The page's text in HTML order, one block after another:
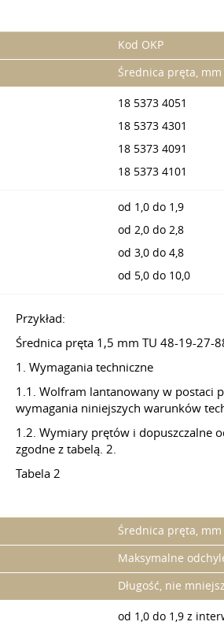
Kod OKP
Średnica pręta, mm
18 5373 4051
18 5373 4301
18 5373 4091
18 5373 4101
od 1,0 do 1,9
od 2,0 do 2,8
od 3,0 do 4,8
od 5,0 do 10,0
Przykład:
Średnica pręta 1,5 mm TU 48-19-27-
1. Wymagania techniczne
1.1. Wolfram lantanowany w postaci
wymagania niniejszych warunków
1.2. Wymiary prętów i dopuszczalne
zgodne z tabelą. 2.
Tabela 2
Średnica pręta, mm
Maksymalne
Długość, nie
od 1,0 do 1,9 z